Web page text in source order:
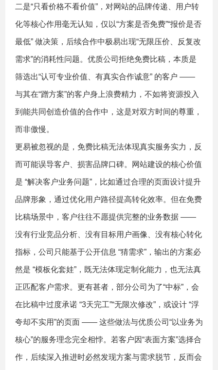
二是“只看价格不看价值”，对网站的品牌传递、用户转
化等核心作用毫无认知，仅以“方案是否免费”“报价是否
最低” 做决策，后续合作中极易出现“无限压价、反复改
需求”的消耗性问题。优质公司拒绝免费比稿，本质是
筛选出“认可专业价值、有真实合作诚意” 的客户 ——
与其在“蹭方案”的客户身上浪费精力，不如将资源投入
到能共同创造价值的合作中，这是对双方时间的尊重，
而非傲慢。
更易被忽视的是，免费比稿无法体现真实服务实力，反
而可能误导客户、损害品牌口碑。网站建设的核心价值
是 “解决客户业务问题”，比如通过合理的页面设计提升
品牌形象，通过优化用户路径提高转化效率。但在免费
比稿场景中，客户往往不愿提供完整的业务数据 ——
没有行业竞品分析、没有目标用户画像、没有核心转化
指标，公司只能基于公开信息 “猜需求”，输出的方案必
然是 “模板化套娃”，既无法体现定制化能力，也无法真
正匹配客户需求。更有甚者，部分公司为了“中标”，会
在比稿中过度承诺 “3天完工”“无限次修改”，或设计 “浮
夸却不实用”的页面 —— 这些做法与优质公司“以业务为
核心”的服务理念完全相悖。若客户因“表面方案”选择合
作，后续深入推进时必然发现方案与需求脱节，反而会